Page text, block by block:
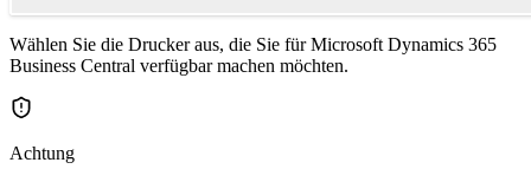
Wählen Sie die Drucker aus, die Sie für Microsoft Dynamics 365
Business Central verfügbar machen möchten.
Achtung